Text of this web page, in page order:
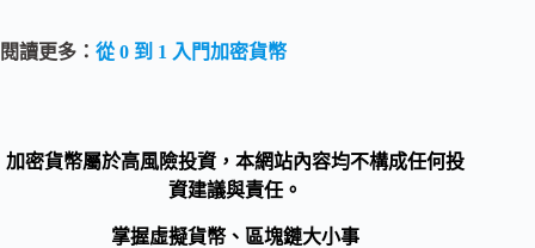
閱讀更多： 從 0 到 1 入門加密貨幣
加密貨幣屬於高風險投資，本網站內容均不構成任何投
資建議與責任。
掌握虛擬貨幣、區塊鏈大小事